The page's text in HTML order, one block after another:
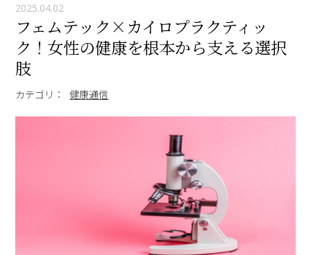
2025.04.02
フェムテック×カイロプラクティッ
ク！女性の健康を根本から支える選択
肢
カテゴリ： 健康通信